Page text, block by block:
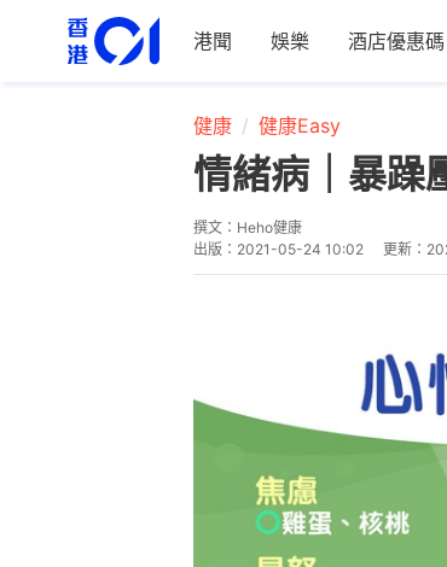
港聞 娛樂 酒店優惠碼
健康 健康Easy
情緒病｜暴躁
撰文： Heho健康
出版： 2021-05-24 10:02 更新：